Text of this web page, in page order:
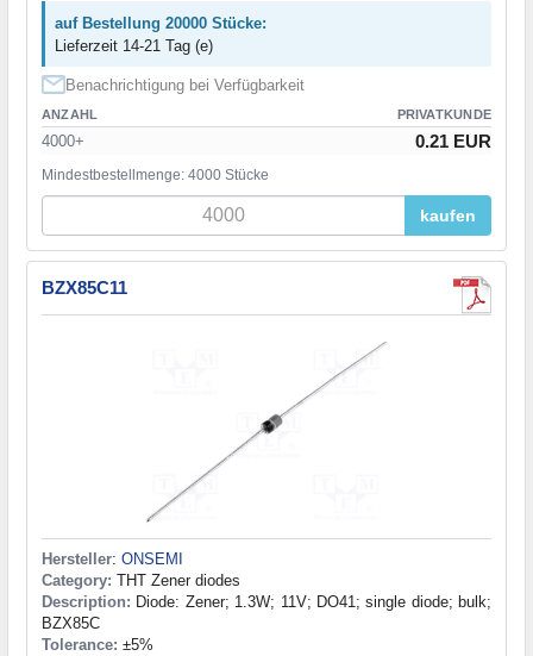
auf Bestellung 20000 Stücke:
Lieferzeit 14-21 Tag (e)
Benachrichtigung bei Verfügbarkeit
ANZAHL PRIVATKUNDE
4000+ 0.21 EUR
Mindestbestellmenge: 4000 Stücke
kaufen
BZX85C11
Hersteller: ONSEMI
Category: THT Zener diodes
Description: Diode: Zener; 1.3W; 11V; DO41; single diode; bulk;
BZX85C
Tolerance: ±5%